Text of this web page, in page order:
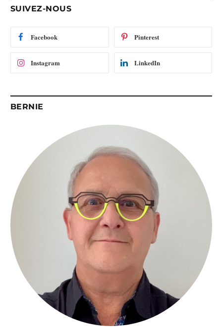
m
SUIVEZ-NOUS
Facebook Pinterest
Instagram LinkedIn
BERNIE